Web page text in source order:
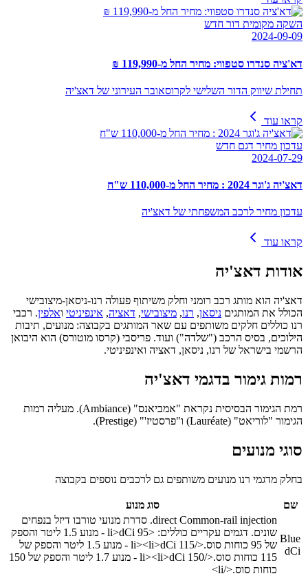
השקה מקומית דור חדש
2024-09-09
דא'ציה סנדרו סטפווי: מחיר החל מ-119,990 ₪
תחילת שיווק הדור השלישי לקרוסאובר העירוני של דאצ'יה
קראו עוד
עדכון מחיר דגם חדש
2024-07-29
דאצ'יה ג'וגר 2024 : מחיר החל מ-110,000 ש"ח
עדכון מחיר לרכב המשפחתי של דאצ'יה
קראו עוד
אודות דאצ'יה
דאצ'יה הוא מותג רכב רומני וחלק משיתוף פעולה רנו-ניסאן-מיצובישי
הכולל את המותגים ניסאן, רנו, מיצובישי, דאציה, אינפיניטי ואלפין. רכבי
רנו כוללים חלקים משותפים עם שאר המותגים בקבוצה: מנועים, תיבות
הילוכים, בסיס הרכב ("שלדה") ועוד. פריסבי (קרסו מוטורס) הוא היבואן
הרשמי בישראל של רנו, ניסאן, דאציה ואינפיניטי.
רמות גימור בדגמי דאצ'יה
רמת הגימור הבסיסית נקראת "אמביאנס" (Ambiance). מעליה רמות
הגימור "לוריאט" (Lauréate) ו"פרסטיז'" (Prestige).
סוגי מנועים
בחלק מדגמי רנו מנועים משותפים גם לרכבים נוספים בקבוצה
שם סוג מנוע
Blue
dCi
direct Common-rail injection. סדרת מנועי טורבו דיזל בנפחים
שונים. דגמים עקריים כוללים: <li>
dCi 95 - מנוע 1.5 ליטר והספק
של 95 כוחות סוס.
</li>
<li>
dCi 115 - מנוע 1.5 ליטר והספק של
115 כוחות סוס.
</li>
<li>
dCi 150 - מנוע 1.7 ליטר והספק של 150
כוחות סוס.</li>